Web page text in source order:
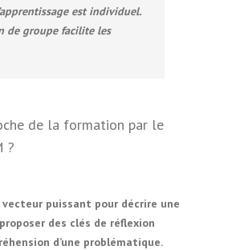
est individuel.
de groupe facilite les
de la formation par le
?
puissant pour décrire une
des clés de réflexion
d’une problématique.